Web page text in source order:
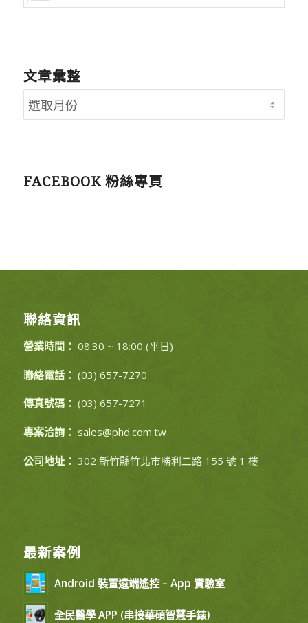
文章彙整
FACEBOOK 粉絲專頁
聯絡資訊
營業時間： 08:30 ~ 18:00 (平日)
聯絡電話： (03) 657-7270
傳真號碼： (03) 657-7271
專案洽詢： sales@phd.com.tw
公司地址： 302 新竹縣竹北市勝利二路 155 號 1 樓
最新案例
Android 裝置遠端遙控 – App 實驗室
全民醫學 APP (串接華碩智慧手錶)